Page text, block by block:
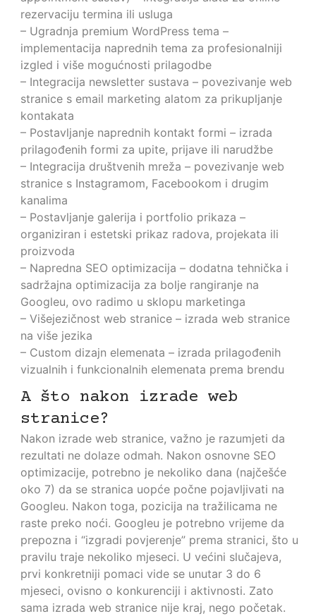
rezervaciju termina ili usluga
– Ugradnja premium WordPress tema –
implementacija naprednih tema za profesionalniji
izgled i više mogućnosti prilagodbe
– Integracija newsletter sustava – povezivanje web
stranice s email marketing alatom za prikupljanje
kontakata
– Postavljanje naprednih kontakt formi – izrada
prilagođenih formi za upite, prijave ili narudžbe
– Integracija društvenih mreža – povezivanje web
stranice s Instagramom, Facebookom i drugim
kanalima
– Postavljanje galerija i portfolio prikaza –
organiziran i estetski prikaz radova, projekata ili
proizvoda
– Napredna SEO optimizacija – dodatna tehnička i
sadržajna optimizacija za bolje rangiranje na
Googleu, ovo radimo u sklopu marketinga
– Višejezičnost web stranice – izrada web stranice
na više jezika
– Custom dizajn elemenata – izrada prilagođenih
vizualnih i funkcionalnih elemenata prema brendu
A što nakon izrade web
stranice?
Nakon izrade web stranice, važno je razumjeti da
rezultati ne dolaze odmah. Nakon osnovne SEO
optimizacije, potrebno je nekoliko dana (najčešće
oko 7) da se stranica uopće počne pojavljivati na
Googleu. Nakon toga, pozicija na tražilicama ne
raste preko noći. Googleu je potrebno vrijeme da
prepozna i “izgradi povjerenje” prema stranici, što u
pravilu traje nekoliko mjeseci. U većini slučajeva,
prvi konkretniji pomaci vide se unutar 3 do 6
mjeseci, ovisno o konkurenciji i aktivnosti. Zato
sama izrada web stranice nije kraj, nego početak.